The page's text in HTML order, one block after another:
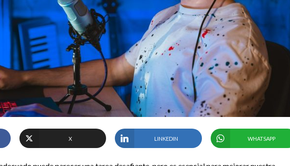
X LINKEDIN WHATSAPP